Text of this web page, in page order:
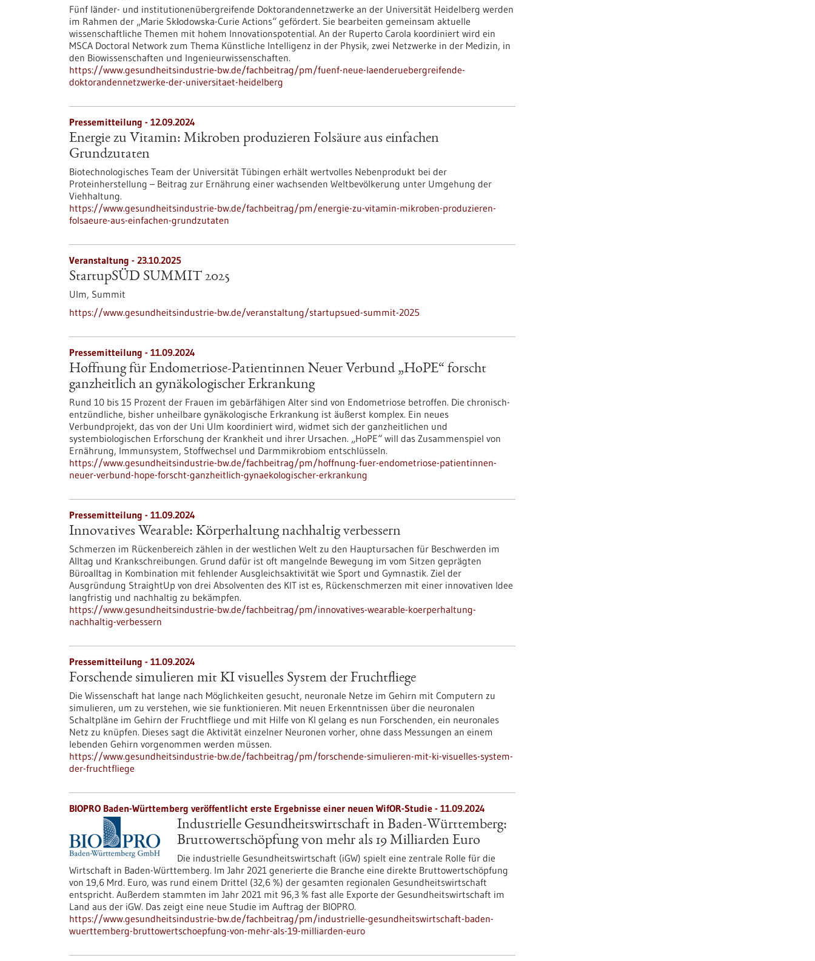
Fünf länder- und institutionenübergreifende Doktorandennetzwerke an der Universität Heidelberg werden
im Rahmen der „Marie Skłodowska-Curie Actions“ gefördert. Sie bearbeiten gemeinsam aktuelle
wissenschaftliche Themen mit hohem Innovationspotential. An der Ruperto Carola koordiniert wird ein
MSCA Doctoral Network zum Thema Künstliche Intelligenz in der Physik, zwei Netzwerke in der Medizin, in
den Biowissenschaften und Ingenieurwissenschaften.
https://www.gesundheitsindustrie-bw.de/fachbeitrag/pm/fuenf-neue-laenderuebergreifende-
doktorandennetzwerke-der-universitaet-heidelberg
Pressemitteilung - 12.09.2024
Energie zu Vitamin: Mikroben produzieren Folsäure aus einfachen
Grundzutaten
Biotechnologisches Team der Universität Tübingen erhält wertvolles Nebenprodukt bei der
Proteinherstellung – Beitrag zur Ernährung einer wachsenden Weltbevölkerung unter Umgehung der
Viehhaltung.
https://www.gesundheitsindustrie-bw.de/fachbeitrag/pm/energie-zu-vitamin-mikroben-produzieren-
folsaeure-aus-einfachen-grundzutaten
Veranstaltung - 23.10.2025
StartupSÜD SUMMIT 2025
Ulm, Summit
https://www.gesundheitsindustrie-bw.de/veranstaltung/startupsued-summit-2025
Pressemitteilung - 11.09.2024
Hoffnung für Endometriose-Patientinnen Neuer Verbund „HoPE“ forscht
ganzheitlich an gynäkologischer Erkrankung
Rund 10 bis 15 Prozent der Frauen im gebärfähigen Alter sind von Endometriose betroffen. Die chronisch-
entzündliche, bisher unheilbare gynäkologische Erkrankung ist äußerst komplex. Ein neues
Verbundprojekt, das von der Uni Ulm koordiniert wird, widmet sich der ganzheitlichen und
systembiologischen Erforschung der Krankheit und ihrer Ursachen. „HoPE“ will das Zusammenspiel von
Ernährung, Immunsystem, Stoffwechsel und Darmmikrobiom entschlüsseln.
https://www.gesundheitsindustrie-bw.de/fachbeitrag/pm/hoffnung-fuer-endometriose-patientinnen-
neuer-verbund-hope-forscht-ganzheitlich-gynaekologischer-erkrankung
Pressemitteilung - 11.09.2024
Innovatives Wearable: Körperhaltung nachhaltig verbessern
Schmerzen im Rückenbereich zählen in der westlichen Welt zu den Hauptursachen für Beschwerden im
Alltag und Krankschreibungen. Grund dafür ist oft mangelnde Bewegung im vom Sitzen geprägten
Büroalltag in Kombination mit fehlender Ausgleichsaktivität wie Sport und Gymnastik. Ziel der
Ausgründung StraightUp von drei Absolventen des KIT ist es, Rückenschmerzen mit einer innovativen Idee
langfristig und nachhaltig zu bekämpfen.
https://www.gesundheitsindustrie-bw.de/fachbeitrag/pm/innovatives-wearable-koerperhaltung-
nachhaltig-verbessern
Pressemitteilung - 11.09.2024
Forschende simulieren mit KI visuelles System der Fruchtfliege
Die Wissenschaft hat lange nach Möglichkeiten gesucht, neuronale Netze im Gehirn mit Computern zu
simulieren, um zu verstehen, wie sie funktionieren. Mit neuen Erkenntnissen über die neuronalen
Schaltpläne im Gehirn der Fruchtfliege und mit Hilfe von KI gelang es nun Forschenden, ein neuronales
Netz zu knüpfen. Dieses sagt die Aktivität einzelner Neuronen vorher, ohne dass Messungen an einem
lebenden Gehirn vorgenommen werden müssen.
https://www.gesundheitsindustrie-bw.de/fachbeitrag/pm/forschende-simulieren-mit-ki-visuelles-system-
der-fruchtfliege
BIOPRO Baden-Württemberg veröffentlicht erste Ergebnisse einer neuen WifOR-Studie - 11.09.2024
Industrielle Gesundheitswirtschaft in Baden-Württemberg:
Bruttowertschöpfung von mehr als 19 Milliarden Euro
Die industrielle Gesundheitswirtschaft (iGW) spielt eine zentrale Rolle für die
Wirtschaft in Baden-Württemberg. Im Jahr 2021 generierte die Branche eine direkte Bruttowertschöpfung
von 19,6 Mrd. Euro, was rund einem Drittel (32,6 %) der gesamten regionalen Gesundheitswirtschaft
entspricht. Außerdem stammten im Jahr 2021 mit 96,3 % fast alle Exporte der Gesundheitswirtschaft im
Land aus der iGW. Das zeigt eine neue Studie im Auftrag der BIOPRO.
https://www.gesundheitsindustrie-bw.de/fachbeitrag/pm/industrielle-gesundheitswirtschaft-baden-
wuerttemberg-bruttowertschoepfung-von-mehr-als-19-milliarden-euro